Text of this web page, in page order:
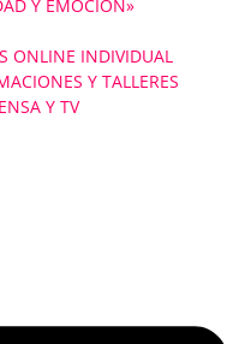
Y EMOCIÓN»
ONLINE INDIVIDUAL
Y TALLERES
Y TV